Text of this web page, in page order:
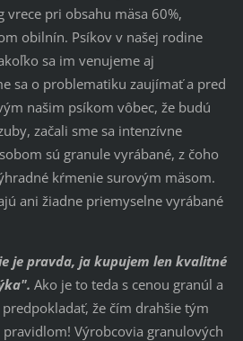
vrece pri obsahu mäsa 60%,
obilnín. Psíkov v našej rodine
sa im venujeme aj
sa o problematiku zaujímať a pred
našim psíkom vôbec, že budú
začali sme sa intenzívne
sú granule vyrábané, z čoho
kŕmenie surovým mäsom.
ani žiadne priemyselne vyrábané
je pravda, ja kupujem len kvalitné
Ako je to teda s cenou granúl a
že čím drahšie tým
Výrobcovia granulových